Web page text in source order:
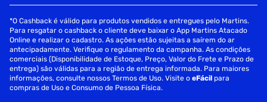
master : perifericos e acessorios
grupo : teclados
subgrupo : sem fio
garantia com o seller: 7 dia/dias
Especificações
*O Cashback é válido para produtos vendidos e entregues pelo Martins.
Para resgatar o cashback o cliente deve baixar o App Martins Atacado
Online e realizar o cadastro. As ações estão sujeitas a saírem do ar
antecipadamente. Verifique o regulamento da campanha. As condições
comerciais (Disponibilidade de Estoque, Preço, Valor do Frete e Prazo de
entrega) são válidas para a região de entrega informada. Para maiores
informações, consulte nossos Termos de Uso. Visite oeFácil para
compras de Uso e Consumo de Pessoa Física.